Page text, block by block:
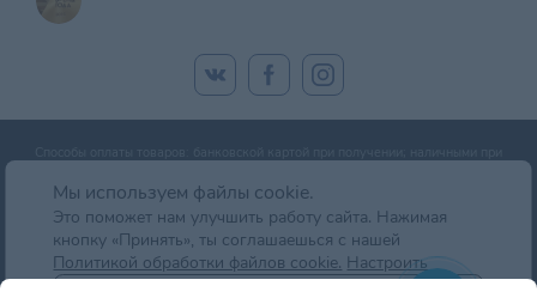
© zoobazar.by 2026 | ООО «Ветзообазар», УНП 192636458 | г. Минск, пр-т
Дзержинского, д. 5, оф.блок 2 (7 этаж)
Мы используем файлы cookie.
Это поможет нам улучшить работу сайта. Нажимая
кнопку «Принять», ты соглашаешься с нашей
Политикой обработки файлов cookie. Настроить